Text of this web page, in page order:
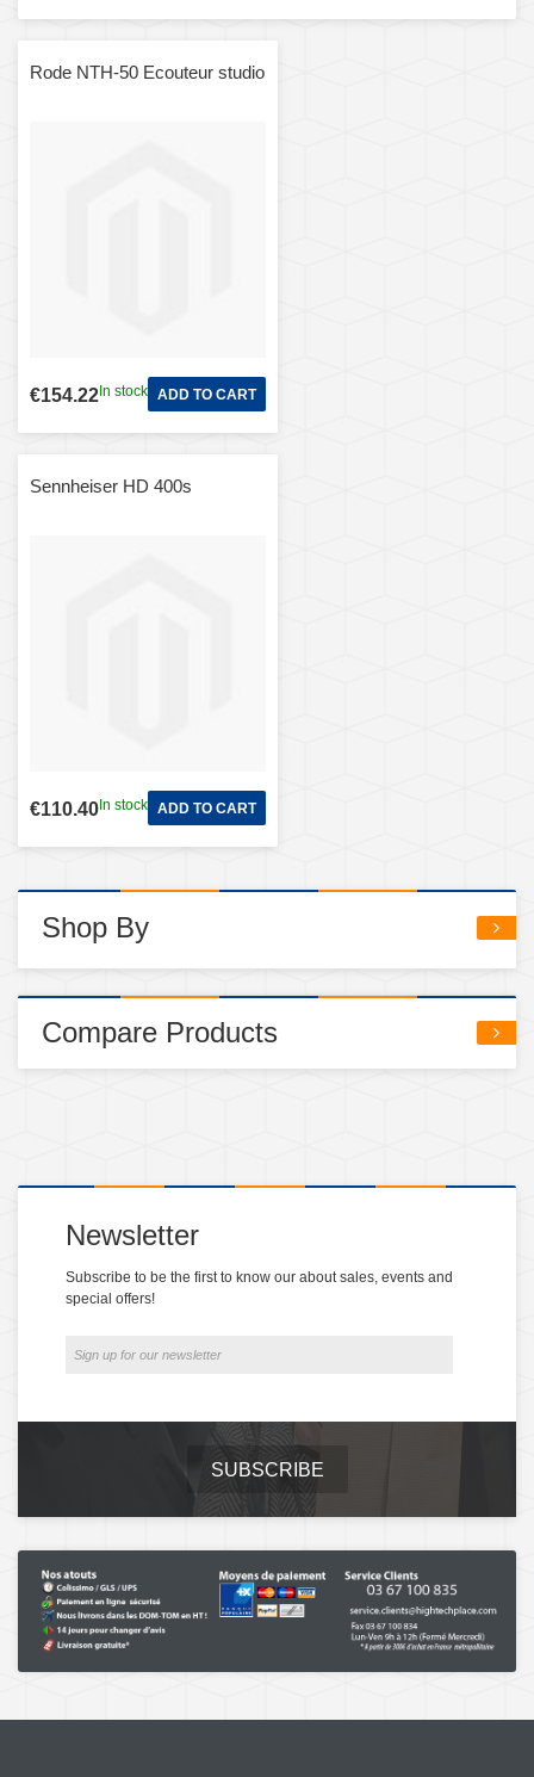
Rode NTH-50 Ecouteur studio
€154.22 In stock ADD TO CART
Sennheiser HD 400s
€110.40 In stock ADD TO CART
Shop By
Compare Products
Newsletter
Subscribe to be the first to know our about sales, events and
special offers!
SUBSCRIBE